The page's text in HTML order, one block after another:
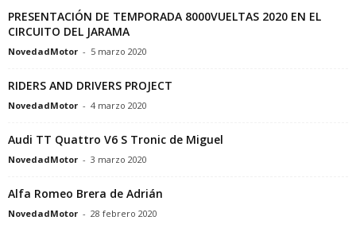
PRESENTACIÓN DE TEMPORADA 8000VUELTAS 2020 EN EL
CIRCUITO DEL JARAMA
NovedadMotor - 5 marzo 2020
RIDERS AND DRIVERS PROJECT
NovedadMotor - 4 marzo 2020
Audi TT Quattro V6 S Tronic de Miguel
NovedadMotor - 3 marzo 2020
Alfa Romeo Brera de Adrián
NovedadMotor - 28 febrero 2020